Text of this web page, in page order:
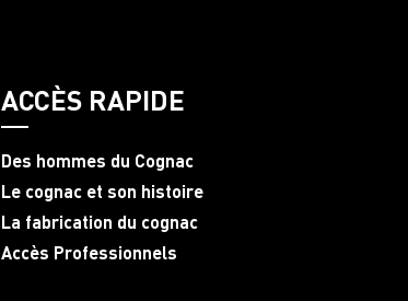
ACCÈS RAPIDE
Des hommes du Cognac
Le cognac et son histoire
La fabrication du cognac
Accès Professionnels